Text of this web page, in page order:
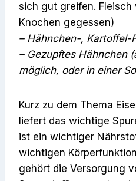
sich gut greifen. Fleisch
Knochen gegessen)
– Hähnchen-, Kartoffel-
– Gezupftes Hähnchen
möglich, oder in einer
Kurz zu dem Thema
liefert das wichtige
ist ein wichtiger
wichtigen
gehört die Versorgung